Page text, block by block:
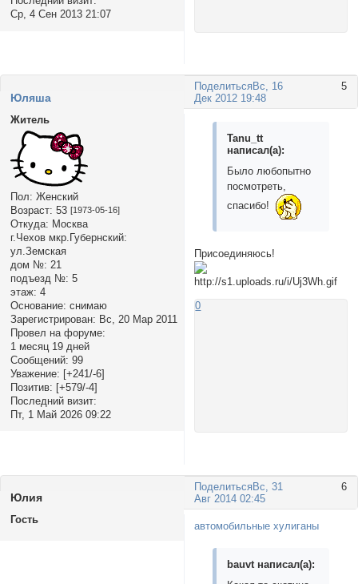
Ср, 4 Сен 2013 21:07
Поделиться 5
Вс, 16
Дек 2012 19:48
Юляша
Житель
Пол: Женский
Возраст: 53 [1973-05-16]
Откуда: Москва
г.Чехов мкр.Губернский:
ул.Земская
дом №: 21
подъезд №: 5
этаж: 4
Основание: снимаю
Зарегистрирован: Вс, 20 Мар 2011
Провел на форуме:
1 месяц 19 дней
Сообщений: 99
Уважение: [+241/-6]
Позитив: [+579/-4]
Последний визит:
Пт, 1 Май 2026 09:22
Tanu_tt
написал(а):
Было любопытно
посмотреть,
спасибо!
Присоединяюсь!
0
Поделиться 6
Вс, 31
Авг 2014 02:45
Юлия
Гость
автомобильные хулиганы
bauvt написал(а):